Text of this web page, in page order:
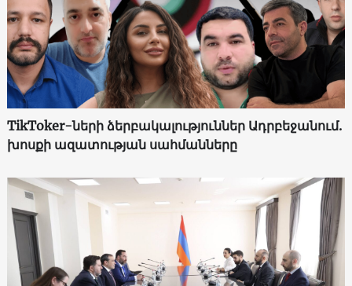
TikToker-ների ձերբակալություններ Ադրբեջանում.
խոսքի ազատության սահմանները